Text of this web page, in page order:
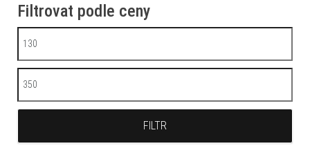
Filtrovat podle ceny
Minimální cena
Maximální cena
FILTR